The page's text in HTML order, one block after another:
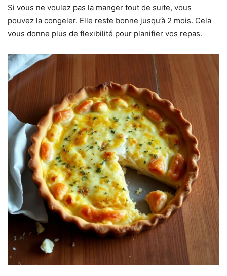
Si vous ne voulez pas la manger tout de suite, vous
pouvez la congeler. Elle reste bonne jusqu’à 2 mois. Cela
vous donne plus de flexibilité pour planifier vos repas.